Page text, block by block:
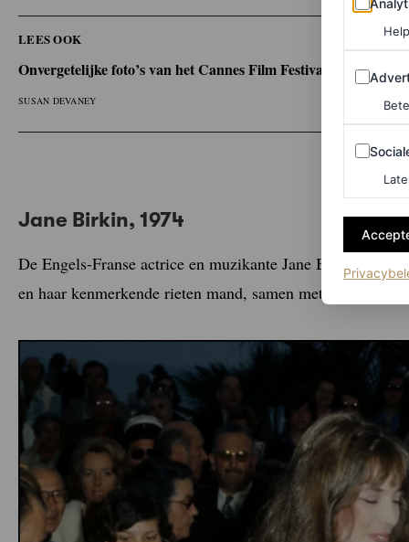
LEES OOK
Onvergetelijke foto’s van het Cannes Film Festival uit de jaren 90
SUSAN DEVANEY
Jane Birkin, 1974
De Engels-Franse actrice en muzikante Jane Birkin
en haar kenmerkende rieten mand, samen met Serge
Sociale